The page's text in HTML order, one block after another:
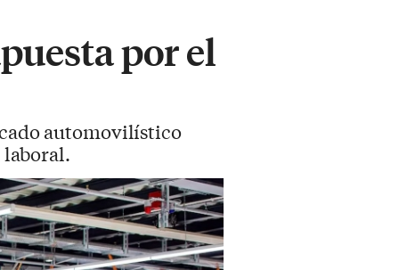
por el
automovilístico
laboral.